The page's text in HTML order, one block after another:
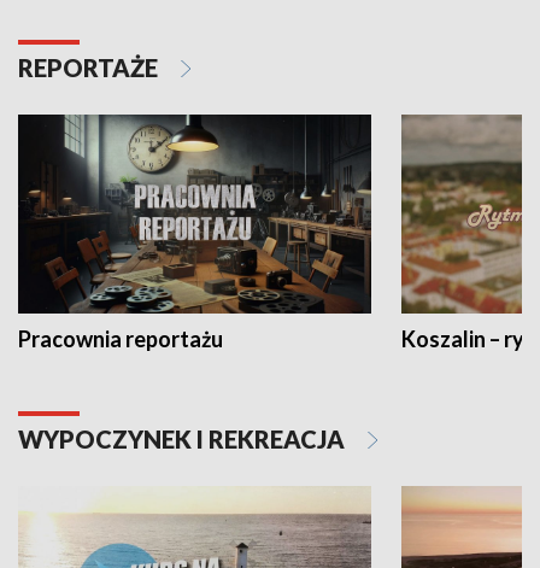
REPORTAŻE
Pracownia reportażu Koszalin –
WYPOCZYNEK I REKREACJA